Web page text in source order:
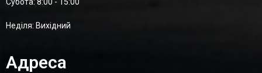
Неділя: Вихідний
Адреса